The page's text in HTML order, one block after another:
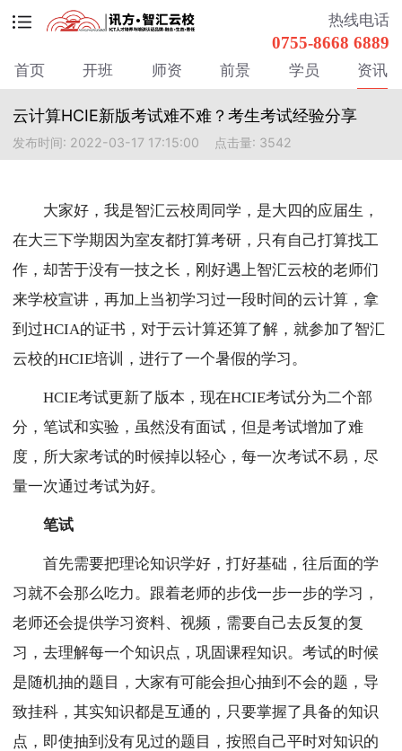
热线电话
0755-8668 6889
首页 开班 师资 前景 学员 资讯
云计算HCIE新版考试难不难？考生考试经验分享
发布时间: 2022-03-17 17:15:00 点击量: 3542
大家好，我是智汇云校周同学，是大四的应届生，
在大三下学期因为室友都打算考研，只有自己打算找工
作，却苦于没有一技之长，刚好遇上智汇云校的老师们
来学校宣讲，再加上当初学习过一段时间的云计算，拿
到过HCIA的证书，对于云计算还算了解，就参加了智汇
云校的HCIE培训，进行了一个暑假的学习。
HCIE考试更新了版本，现在HCIE考试分为二个部
分，笔试和实验，虽然没有面试，但是考试增加了难
度，所大家考试的时候掉以轻心，每一次考试不易，尽
量一次通过考试为好。
笔试
首先需要把理论知识学好，打好基础，往后面的学
习就不会那么吃力。跟着老师的步伐一步一步的学习，
老师还会提供学习资料、视频，需要自己去反复的复
习，去理解每一个知识点，巩固课程知识。考试的时候
是随机抽的题目，大家有可能会担心抽到不会的题，导
致挂科，其实知识都是互通的，只要掌握了具备的知识
点，即使抽到没有见过的题目，按照自己平时对知识的